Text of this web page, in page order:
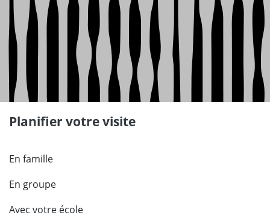
Planifier votre visite
En famille
En groupe
Avec votre école